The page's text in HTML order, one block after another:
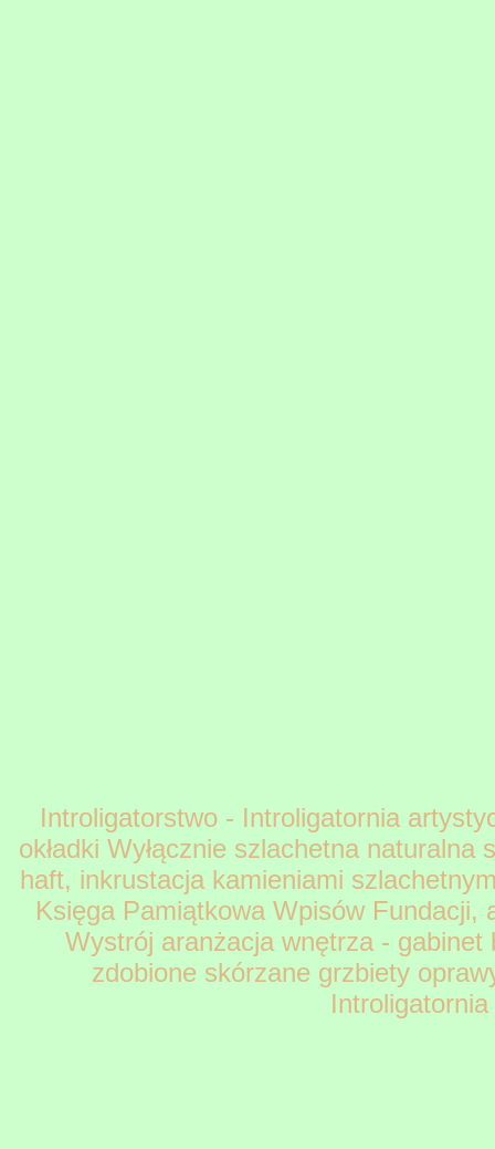
Introligatorstwo - Introligatornia
okładki Wyłącznie szlachetna naturalna
haft, inkrustacja kamieniami
Księga Pamiątkowa Wpisów Fundacji,
Wystrój aranżacja wnętrza -
zdobione skórzane grzbiety